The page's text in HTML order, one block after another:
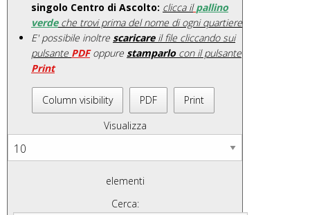
singolo Centro di Ascolto: clicca il pallino
verdeche trovi prima del nome di ogni quartiere
E' possibile inoltre scaricareil file cliccando sui
pulsante PDFoppure stamparlocon il pulsante
Print
Column visibility PDF
Print
Visualizza
elementi
Cerca: